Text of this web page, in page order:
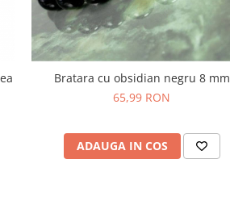
Bratara cu obsidian negru 8 mm
65,99 RON
ADAUGA IN COS